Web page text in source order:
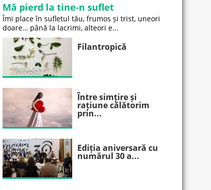
Mă pierd la tine-n suflet
Îmi place în sufletul tău, frumos și trist, uneori
doare… până la lacrimi, alteori e...
Filantropică
Între simțire și
rațiune călătorim
prin...
Ediția aniversară cu
numărul 30 a...